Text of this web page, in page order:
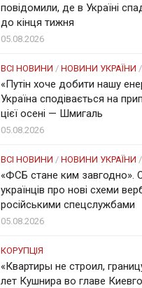
повідомили, де в Україні
до кінця тижня
05.08.2026
ВСІ НОВИНИ / НОВИНИ УКРАЇНИ /
«Путін хоче добити нашу
Україна сподівається на
цієї осені — Шмигаль
05.08.2026
ВСІ НОВИНИ / НОВИНИ УКРАЇНИ /
«ФСБ стане ким завгодно».
українців про нові схеми
російськими спецслужбами
05.08.2026
КОРУПЦІЯ
«Квартиры не строил,
лет Кушнира во главе